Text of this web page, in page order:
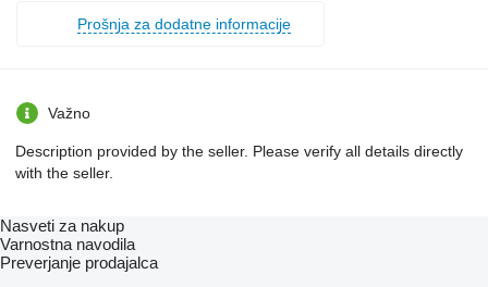
Prošnja za dodatne informacije
Važno
Description provided by the seller. Please verify all details directly
with the seller.
Nasveti za nakup
Varnostna navodila
Preverjanje prodajalca